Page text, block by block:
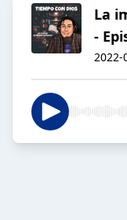
La
-
2022-